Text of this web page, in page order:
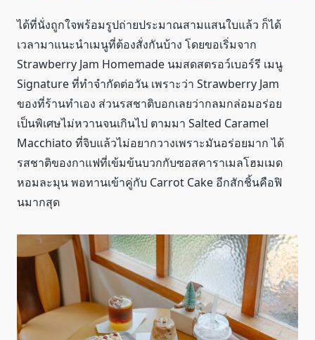
ได้ที่นั่งถูกใจพร้อมรูปถ่ายประมาณสามแสนใบแล้ว ก็ได้
เวลามาแนะนำเมนูที่ต้องสั่งกันบ้าง โดยขอเริ่มจาก
Strawberry Jam Homemade นมสดสตรอว์เบอร์รี เมนู
Signature ที่ทำจำกัดต่อวัน เพราะว่า Strawberry Jam
ของที่ร้านทำเอง ส่วนรสชาติบอกเลยว่ากลมกล่อมอร่อย
เป็นพิเศษไม่หวานจนเกินไป ตามมา Salted Caramel
Macchiato ที่จิบแล้วไม่อยากวางเพราะมันอร่อยมาก ได้
รสชาติของกาแฟที่เข้มข้นบวกกับซอสคาราเมลโฮมเมด
หอมละมุน พอทานเข้าคู่กับ Carrot Cake อีกสักชิ้นคือฟิ
นมากสุด